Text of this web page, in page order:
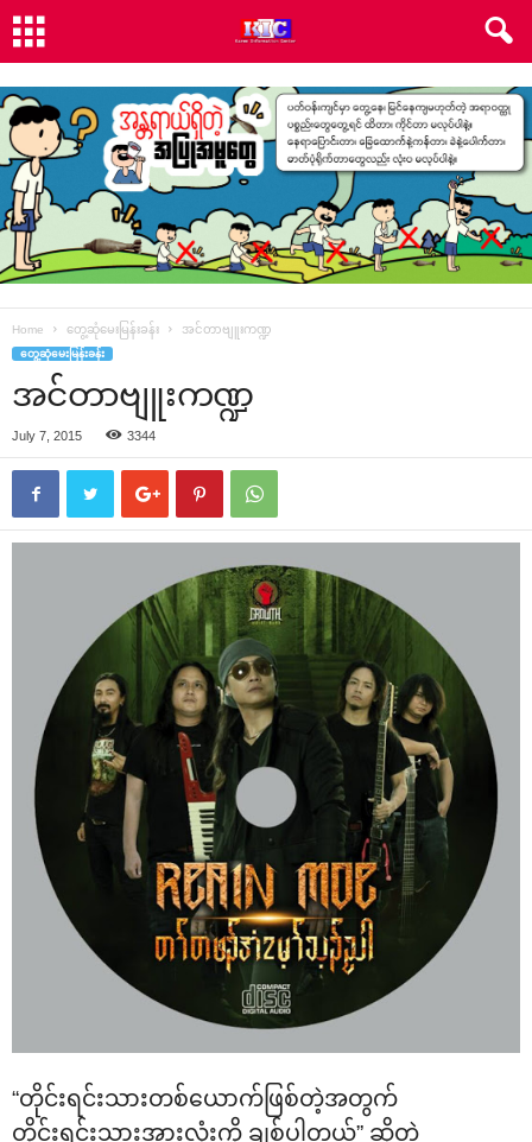
Home တွေ့ဆုံမေးမြန်းခန်း အင်တာဗျူးကဏ္ဍ
တွေ့ဆုံမေးမြန်းခန်း
အင်တာဗျူးကဏ္ဍ
July 7, 2015 3344
“တိုင်းရင်းသားတစ်‌ယောက်ဖြစ်တဲ့အတွက်
တိုင်းရင်းသားအားလုံးကို ချစ်ပါတယ်” ဆိုတဲ့